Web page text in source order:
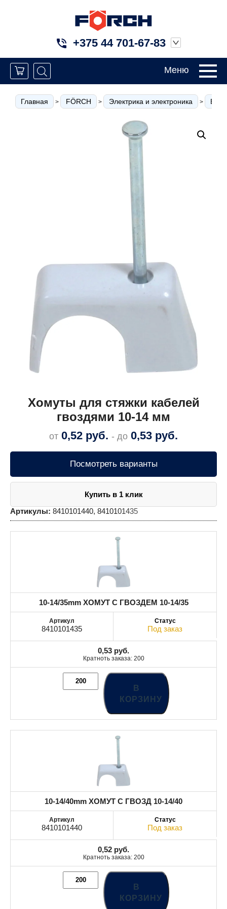
+375 44 701-67-83
Меню
Главная > FÖRCH > Электрика и электроника >
Хомуты для стяжки кабелей
гвоздями 10-14 мм
от 0,52 руб. - до 0,53 руб.
Посмотреть варианты
Купить в 1 клик
Артикулы: 8410101440, 8410101435
10-14/35mm ХОМУТ С ГВОЗДЕМ 10-14/35
8410101435 Под заказ
0,53 руб.
Кратноть заказа: 200
В
КОРЗИНУ
10-14/40mm ХОМУТ С ГВОЗД 10-14/40
8410101440 Под заказ
0,52 руб.
Кратноть заказа: 200
В
КОРЗИНУ